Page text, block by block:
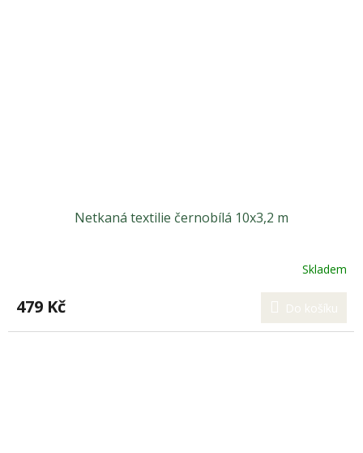
Netkaná textilie černobílá 10x3,2 m
Skladem
479 Kč Do košíku